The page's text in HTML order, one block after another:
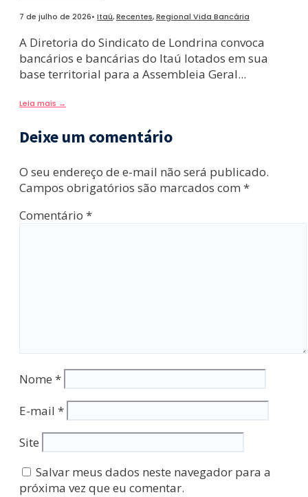
7 de julho de 2026• Itaú,Recentes,Regional Vida Bancária
A Diretoria do Sindicato de Londrina convoca
bancários e bancárias do Itaú lotados em sua
base territorial para a Assembleia Geral...
Leia mais →
Deixe um comentário
O seu endereço de e-mail não será publicado.
Campos obrigatórios são marcados com *
Comentário *
Nome *
E-mail *
Site
Salvar meus dados neste navegador para a
próxima vez que eu comentar.